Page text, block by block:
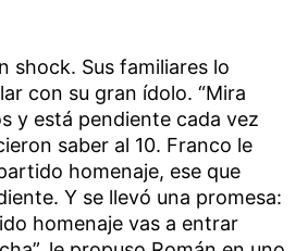
shock. Sus familiares lo
con su gran ídolo. “Mira
y está pendiente cada vez
saber al 10. Franco le
homenaje, ese que
Y se llevó una promesa:
homenaje vas a entrar